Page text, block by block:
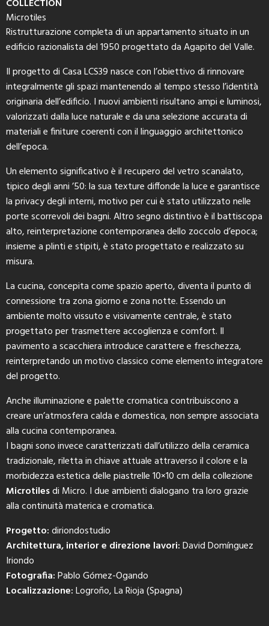
COLLECTION
Microtiles
Ristrutturazione completa di un appartamento situato in un
edificio razionalista del 1950 progettato da Agapito del Valle.
Il progetto di Casa LCS39 nasce con l’obiettivo di rinnovare
integralmente gli spazi mantenendo al tempo stesso l’identità
originaria dell’edificio. I nuovi ambienti risultano ampi e luminosi,
valorizzati dalla luce naturale e da una selezione accurata di
materiali e finiture coerenti con il linguaggio architettonico
dell’epoca.
Un elemento significativo è il recupero del vetro scanalato,
tipico degli anni ’50: la sua texture diffonde la luce e garantisce
la privacy degli interni, motivo per cui è stato utilizzato nelle
porte scorrevoli dei bagni. Altro segno distintivo è il battiscopa
alto, reinterpretazione contemporanea dello zoccolo d’epoca;
insieme a plinti e stipiti, è stato progettato e realizzato su
misura.
La cucina, concepita come spazio aperto, diventa il punto di
connessione tra zona giorno e zona notte. Essendo un
ambiente molto vissuto e visivamente centrale, è stato
progettato per trasmettere accoglienza e comfort. Il
pavimento a scacchiera introduce carattere e freschezza,
reinterpretando un motivo classico come elemento integratore
del progetto.
Anche illuminazione e palette cromatica contribuiscono a
creare un’atmosfera calda e domestica, non sempre associata
alla cucina contemporanea.
I bagni sono invece caratterizzati dall’utilizzo della ceramica
tradizionale, riletta in chiave attuale attraverso il colore e la
morbidezza estetica delle piastrelle 10×10 cm della collezione
Microtilesdi Micro. I due ambienti dialogano tra loro grazie
alla continuità materica e cromatica.
Progetto:diriondostudio
Architettura, interior e direzione lavori:David Domínguez
Iriondo
Fotografia:Pablo Gómez-Ogando
Localizzazione:Logroño, La Rioja (Spagna)